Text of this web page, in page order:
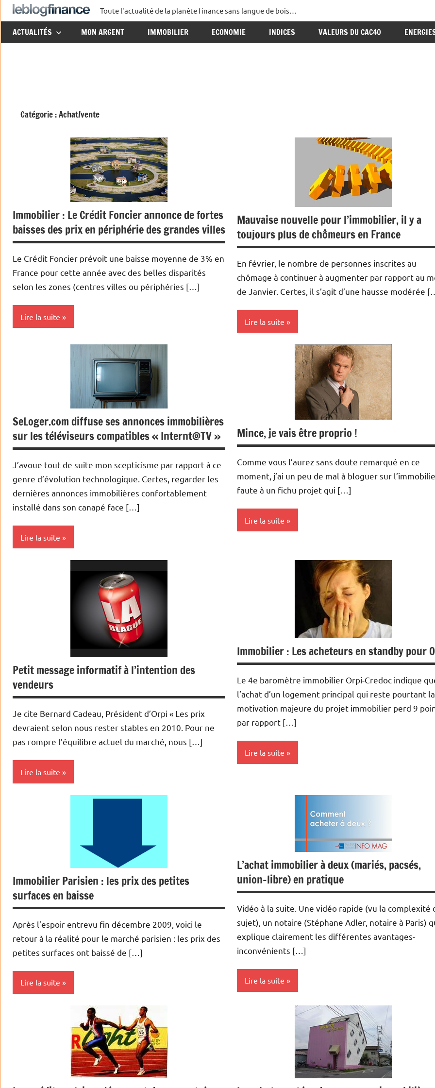
Aller
au
contenu
Le
Blog
Toute l'actualité de la planète finance sans langue de bois…
ACTUALITÉS MON ARGENT IMMOBILIER ECONOMIE INDICES VALEURS DU CAC40
Catégorie :Achat/vente
Immobilier : Le Crédit Foncier annonce de fortes
baisses des prix en périphérie des grandes villes
Le Crédit Foncier prévoit une baisse moyenne de 3% en
France pour cette année avec des belles disparités
selon les zones (centres villes ou périphéries […]
Lire la suite
Indicateurs
Indices
Tendance
Mauvaise nouvelle pour l’immobilier, il y a
toujours plus de chômeurs en France
En février, le nombre de personnes inscrites au
chômage à continuer à augmenter par rapport au
de Janvier. Certes, il s’agit d’une hausse modérée
Lire la suite
Financement
Indicateurs
Tendance
SeLoger.com diffuse ses annonces immobilières
sur les téléviseurs compatibles « Internt@TV »
J’avoue tout de suite mon scepticisme par rapport à ce
genre d’évolution technologique. Certes, regarder les
dernières annonces immobilières confortablement
installé dans son canapé face […]
Lire la suite
Television
Web/Tech
Mince, je vais être proprio !
Comme vous l’aurez sans doute remarqué en ce
moment, j’ai un peu de mal à bloguer sur
faute à un fichu projet qui […]
Lire la suite
Petit message informatif à l’intention des
vendeurs
Je cite Bernard Cadeau, Président d’Orpi « Les prix
devraient selon nous rester stables en 2010. Pour ne
pas rompre l’équilibre actuel du marché, nous […]
Lire la suite
Immobilier
Immobilier : Les acheteurs en standby pour
Le 4e baromètre immobilier Orpi-Credoc indique
l’achat d’un logement principal qui reste pourtant la
motivation majeure du projet immobilier perd 9
par rapport […]
Lire la suite
Immobilier Parisien : les prix des petites
surfaces en baisse
Après l’espoir entrevu fin décembre 2009, voici le
retour à la réalité pour le marché parisien : les prix des
petites surfaces ont baissé de […]
Lire la suite
L’achat immobilier à deux (mariés, pacsés,
union-libre) en pratique
Vidéo à la suite. Une vidéo rapide (vu la complexité
sujet), un notaire (Stéphane Adler, notaire à Paris)
explique clairement les différentes avantages-
inconvénients […]
Lire la suite